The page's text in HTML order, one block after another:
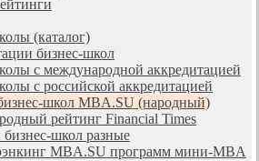
(каталог)
бизнес-школ
с международной аккредитацией
с российской аккредитацией
школ MBA.SU (народный)
рейтинг Financial Times
школ разные
MBA.SU программ мини-MBA